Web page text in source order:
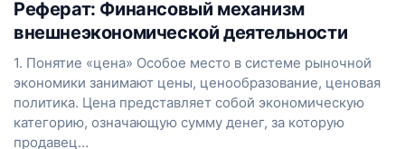
Реферат: Финансовый механизм
внешнеэкономической деятельности
1. Понятие «цена» Особое место в системе рыночной
экономики занимают цены, ценообразование, ценовая
политика. Цена представляет собой экономическую
категорию, означающую сумму денег, за которую
продавец…